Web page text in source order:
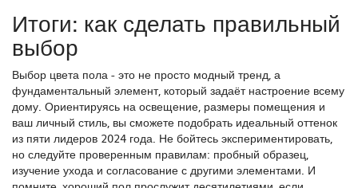
Итоги: как сделать правильный
выбор
Выбор цвета пола - это не просто модный тренд, а
фундаментальный элемент, который задаёт настроение всему
дому. Ориентируясь на освещение, размеры помещения и
ваш личный стиль, вы сможете подобрать идеальный оттенок
из пяти лидеров 2024 года. Не бойтесь экспериментировать,
но следуйте проверенным правилам: пробный образец,
изучение ухода и согласование с другими элементами. И